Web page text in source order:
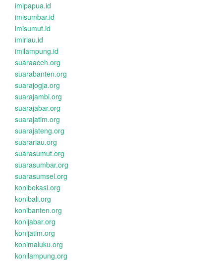
imipapua.id
imisumbar.id
imisumut.id
imiriau.id
imilampung.id
suaraaceh.org
suarabanten.org
suarajogja.org
suarajambi.org
suarajabar.org
suarajatim.org
suarajateng.org
suarariau.org
suarasumut.org
suarasumbar.org
suarasumsel.org
konibekasi.org
konibali.org
konibanten.org
konijabar.org
konijatim.org
konimaluku.org
konilampung.org